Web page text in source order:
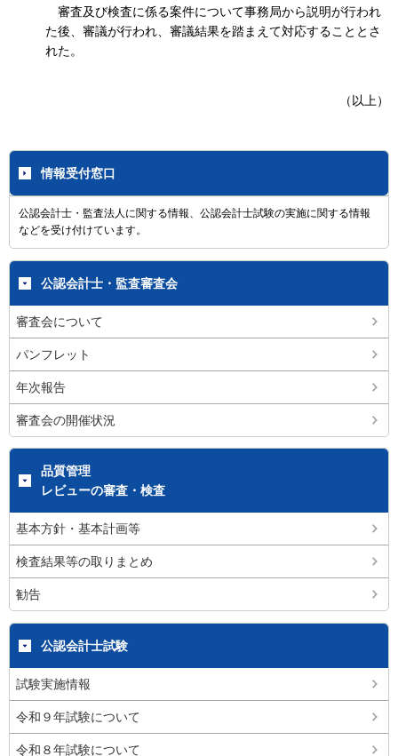
審査及び検査に係る案件について事務局から説明が行われ
た後、審議が行われ、審議結果を踏まえて対応することとさ
れた。
（以上）
情報受付窓口
公認会計士・監査法人に関する情報、公認会計士試験の実施に関する情報
などを受け付けています。
公認会計士・監査審査会
審査会について
パンフレット
年次報告
審査会の開催状況
品質管理
レビューの審査・検査
基本方針・基本計画等
検査結果等の取りまとめ
勧告
公認会計士試験
試験実施情報
令和９年試験について
令和８年試験について